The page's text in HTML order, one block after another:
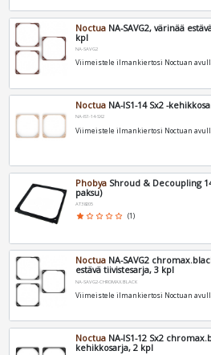
Noctua NA-SAVG2, värinää
kpl
NA-SAVG2
Viimeistele ilmankiertosi Noctuan
Noctua NA-IS1-14 Sx2 -
NA-IS1-14-SX2
Viimeistele ilmankiertosi Noctuan
Phobya Shroud & Decoupling
paksu)
AT38205
star star_border star_border star_border star_border (1)
Noctua NA-SAVG2
estävä tiivistesarja, 3 kpl
NA-SAVG2-CHROMAX.BLACK
Viimeistele ilmankiertosi Noctuan
Noctua NA-IS1-12 Sx2
kehikkosarja, 2 kpl